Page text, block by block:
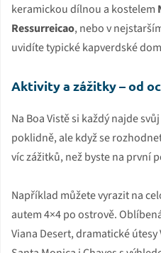
keramickou dílnou a kostelem
Ressurreicao, nebo v
uvidíte typické kapverdské
Aktivity a zážitky – od
Na Boa Vistě si každý najde
poklidně, ale když se
víc zážitků, než byste na první
Například můžete vyrazit na
autem 4×4 po ostrově.
Viana Desert, dramatické